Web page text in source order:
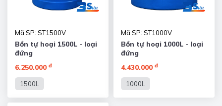
Mã SP: ST1500V
Bồn tự hoại 1500L - loại
đứng
6.250.000 đ
1500L
Mã SP: ST1000V
Bồn tự hoại 1000L - loại
đứng
4.430.000 đ
1000L